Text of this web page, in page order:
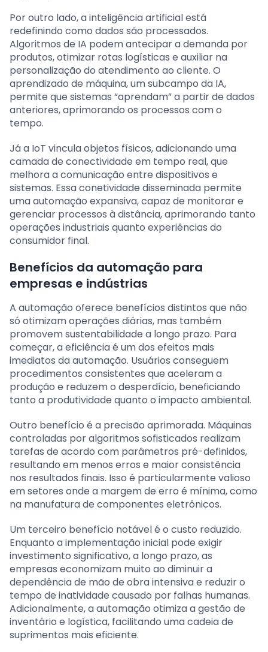
Por outro lado, a inteligência artificial está
redefinindo como dados são processados.
Algoritmos de IA podem antecipar a demanda por
produtos, otimizar rotas logísticas e auxiliar na
personalização do atendimento ao cliente. O
aprendizado de máquina, um subcampo da IA,
permite que sistemas “aprendam” a partir de dados
anteriores, aprimorando os processos com o
tempo.
Já a IoT vincula objetos físicos, adicionando uma
camada de conectividade em tempo real, que
melhora a comunicação entre dispositivos e
sistemas. Essa conetividade disseminada permite
uma automação expansiva, capaz de monitorar e
gerenciar processos à distância, aprimorando tanto
operações industriais quanto experiências do
consumidor final.
Benefícios da automação para
empresas e indústrias
A automação oferece benefícios distintos que não
só otimizam operações diárias, mas também
promovem sustentabilidade a longo prazo. Para
começar, a eficiência é um dos efeitos mais
imediatos da automação. Usuários conseguem
procedimentos consistentes que aceleram a
produção e reduzem o desperdício, beneficiando
tanto a produtividade quanto o impacto ambiental.
Outro benefício é a precisão aprimorada. Máquinas
controladas por algoritmos sofisticados realizam
tarefas de acordo com parâmetros pré-definidos,
resultando em menos erros e maior consistência
nos resultados finais. Isso é particularmente valioso
em setores onde a margem de erro é mínima, como
na manufatura de componentes eletrônicos.
Um terceiro benefício notável é o custo reduzido.
Enquanto a implementação inicial pode exigir
investimento significativo, a longo prazo, as
empresas economizam muito ao diminuir a
dependência de mão de obra intensiva e reduzir o
tempo de inatividade causado por falhas humanas.
Adicionalmente, a automação otimiza a gestão de
inventário e logística, facilitando uma cadeia de
suprimentos mais eficiente.